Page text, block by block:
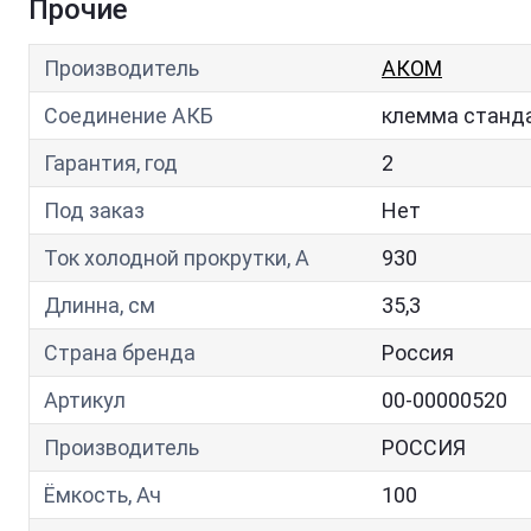
Прочие
Производитель
АКОМ
Соединение АКБ
клемма
Гарантия, год
2
Под заказ
Нет
Ток холодной прокрутки, A
930
Длинна, см
35,3
Страна бренда
Россия
Артикул
00-00000520
Производитель
РОССИЯ
Ёмкость, Ач
100